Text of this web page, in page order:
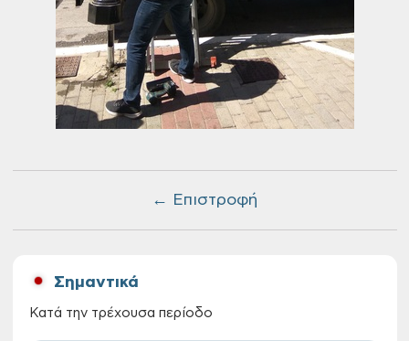
← Επιστροφή
Σημαντικά
Κατά την τρέχουσα περίοδο